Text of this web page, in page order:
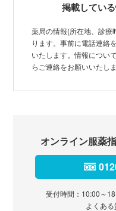
掲載してい
薬局の情報(所在地、診療
ります。事前に電話連絡
いたします。情報につい
らご連絡をお願いいたしま
オンライン服薬
受付時間：10:00～
よくあ